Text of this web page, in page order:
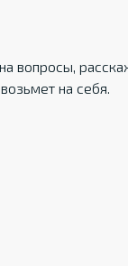
вопросы,
на себя.